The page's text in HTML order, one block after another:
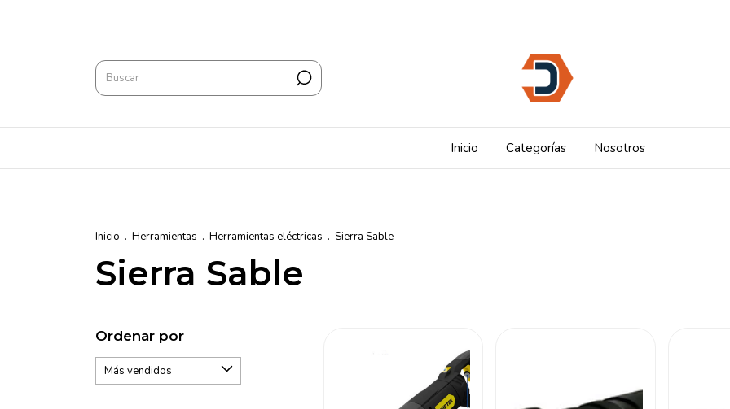
Inicio Categorías Nosotros
Inicio . Herramientas . Herramientas eléctricas . Sierra Sable
Sierra Sable
Ordenar por